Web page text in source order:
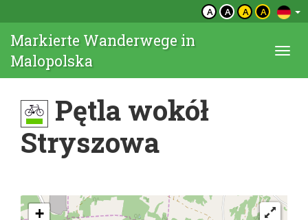
A A A A
Markierte Wanderwege in
Malopolska
Pętla wokół
Stryszowa
+